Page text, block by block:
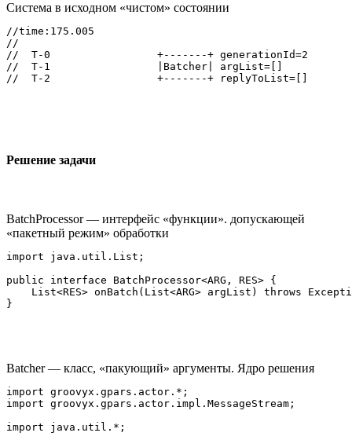
Система в исходном «чистом» состоянии
//time:175.005
//
//  T-0                 +-------+ generationId=2
//  T-1                 |Batcher| argList=[]
Решение задачи
BatchProcessor — интерфейс «функции». допускающей
«пакетный режим» обработки
import java.util.List;
public interface BatchProcessor<ARG, RES> {
List<RES> onBatch(List<ARG> argList) throws
Batcher — класс, «пакующий» аргументы. Ядро решения
import groovyx.gpars.actor.*;
import groovyx.gpars.actor.impl.MessageStream;
import java.util.*;